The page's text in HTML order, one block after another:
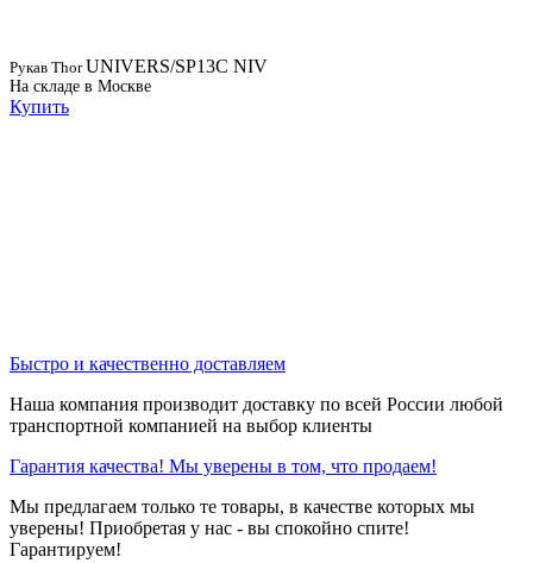
Рукав ThorUNIVERS/SP13C NIV
На складе в Москве
Купить
Быстро и качественно доставляем
Наша компания производит доставку по всей России любой
транспортной компанией на выбор клиенты
Гарантия качества! Мы уверены в том, что продаем!
Мы предлагаем только те товары, в качестве которых мы
уверены! Приобретая у нас - вы спокойно спите!
Гарантируем!